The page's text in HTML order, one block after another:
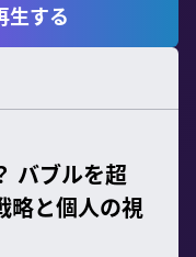
生する
バブルを超
略と個人の視